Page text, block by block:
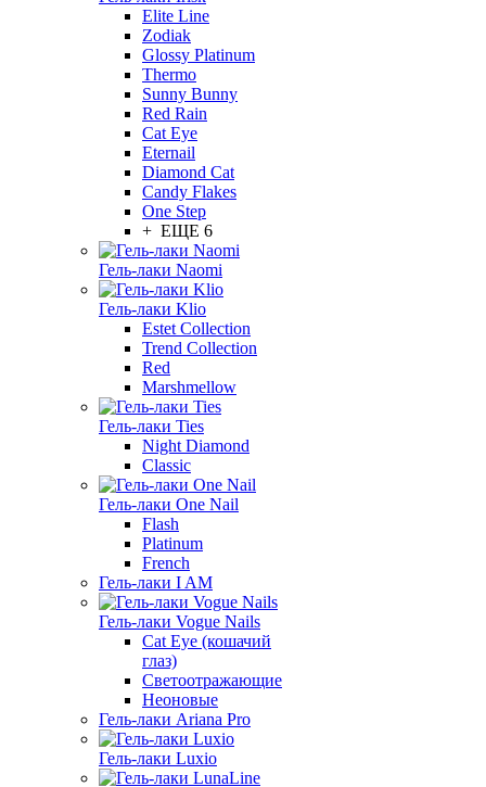
Elite Line
Zodiak
Glossy Platinum
Thermo
Sunny Bunny
Red Rain
Cat Eye
Eternail
Diamond Cat
Candy Flakes
One Step
+ ЕЩЕ 6
Гель-лаки Naomi
Гель-лаки Klio
Estet Collection
Trend Collection
Red
Marshmellow
Гель-лаки Ties
Night Diamond
Classic
Гель-лаки One Nail
Flash
Platinum
French
Гель-лаки I AM
Гель-лаки Vogue Nails
Cat Eye (кошачий
глаз)
Светоотражающие
Неоновые
Гель-лаки Ariana Pro
Гель-лаки Luxio